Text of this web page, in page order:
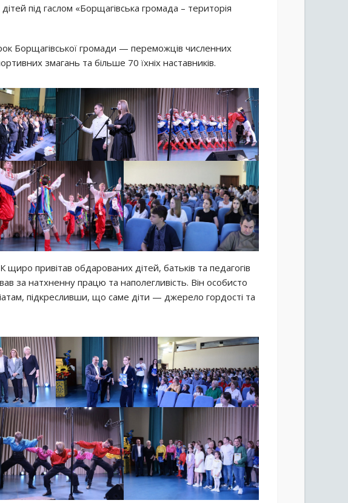
під гаслом «Борщагівська громада – територія
Борщагівської громади — переможців численних
змагань та більше 70 їхніх наставників.
привітав обдарованих дітей, батьків та педагогів
за натхненну працю та наполегливість. Він особисто
підкресливши, що саме діти — джерело гордості та